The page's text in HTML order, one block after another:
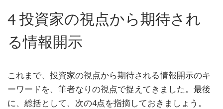
4 投資家の視点から期待され
る情報開示
これまで、投資家の視点から期待される情報開示のキ
ーワードを、筆者なりの視点で捉えてきました。最後
に、総括として、次の4点を指摘しておきましょう。